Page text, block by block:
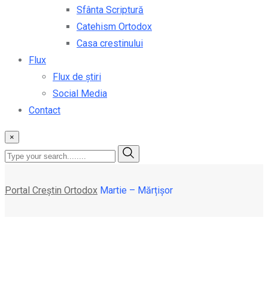
Sfânta Scriptură
Catehism Ortodox
Casa crestinului
Flux
Flux de știri
Social Media
Contact
×
Portal Creștin Ortodox Martie – Mărțișor